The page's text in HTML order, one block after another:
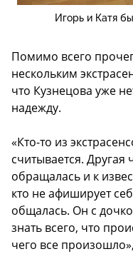
Игорь и Катя
Помимо всего
нескольким
что Кузнецова уже
надежду.
«Кто-то из
считывается. Другая
обращалась и к
кто не афиширует
общалась. Он с
знать всего, что
чего все